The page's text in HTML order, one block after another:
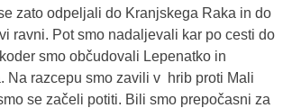
zato odpeljali do Kranjskega Raka in do
ravni. Pot smo nadaljevali kar po cesti do
smo občudovali Lepenatko in
Na razcepu smo zavili v hrib proti Mali
se začeli potiti. Bili smo prepočasni za